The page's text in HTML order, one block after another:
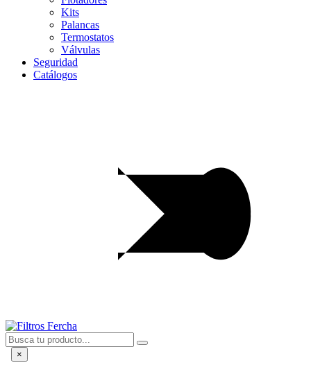
Kits
Palancas
Termostatos
Válvulas
Seguridad
Catálogos
×